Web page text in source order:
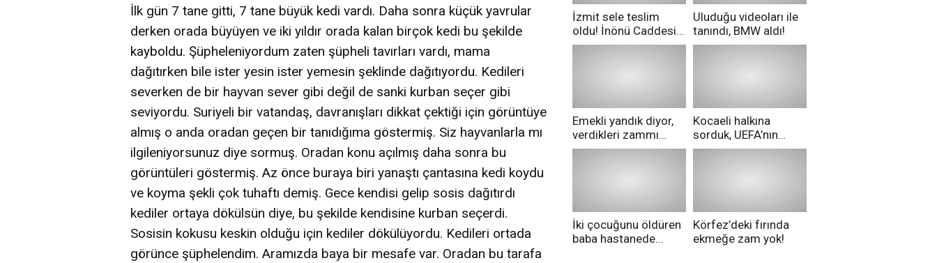
İlk gün 7 tane gitti, 7 tane büyük kedi vardı. Daha sonra küçük yavrular
derken orada büyüyen ve iki yıldır orada kalan birçok kedi bu şekilde
kayboldu. Şüpheleniyordum zaten şüpheli tavırları vardı, mama
dağıtırken bile ister yesin ister yemesin şeklinde dağıtıyordu. Kedileri
severken de bir hayvan sever gibi değil de sanki kurban seçer gibi
seviyordu. Suriyeli bir vatandaş, davranışları dikkat çektiği için görüntüye
almış o anda oradan geçen bir tanıdığıma göstermiş. Siz hayvanlarla mı
ilgileniyorsunuz diye sormuş. Oradan konu açılmış daha sonra bu
görüntüleri göstermiş. Az önce buraya biri yanaştı çantasına kedi koydu
ve koyma şekli çok tuhaftı demiş. Gece kendisi gelip sosis dağıtırdı
kediler ortaya dökülsün diye, bu şekilde kendisine kurban seçerdi.
Sosisin kokusu keskin olduğu için kediler dökülüyordu. Kedileri ortada
görünce şüphelendim. Aramızda baya bir mesafe var. Oradan bu tarafa
İzmit sele teslim
oldu! İnönü Caddesi
göle döndü!
Uluduğu videoları ile
tanındı, BMW aldı!
Emekli yandık diyor,
verdikleri zammı
pazarda geri aldılar!
Kocaeli halkına
sorduk, UEFA’nın
Merih Demiral kararı
İki çocuğunu öldüren
baba hastanede
Körfez’deki fırında
ekmeğe zam yok!